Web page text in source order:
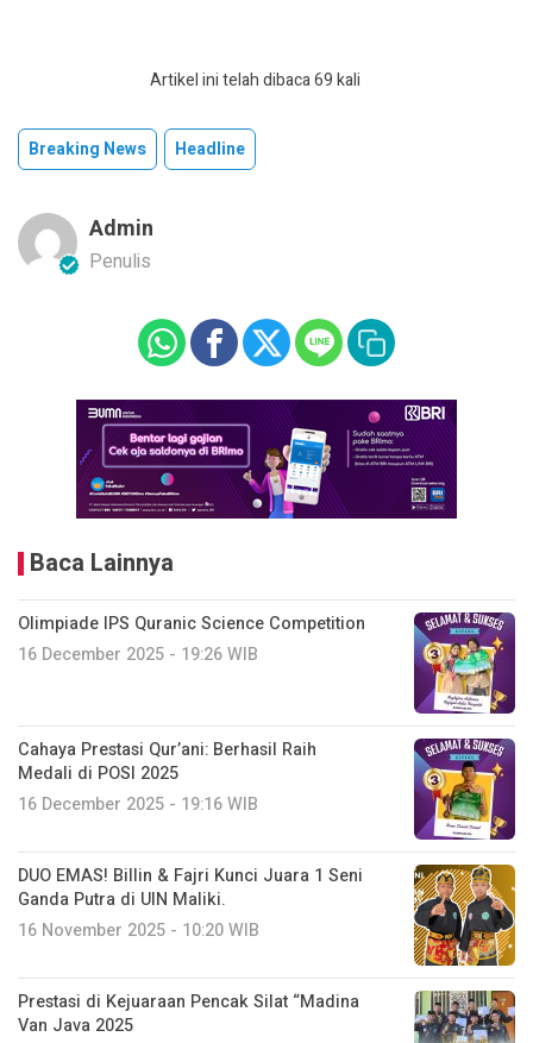
Artikel ini telah dibaca 69 kali
Breaking News Headline
Admin
Penulis
Baca Lainnya
Olimpiade IPS Quranic Science Competition
16 December 2025 - 19:26 WIB
Cahaya Prestasi Qur’ani: Berhasil Raih
Medali di POSI 2025
16 December 2025 - 19:16 WIB
DUO EMAS! Billin & Fajri Kunci Juara 1 Seni
Ganda Putra di UIN Maliki.
16 November 2025 - 10:20 WIB
Prestasi di Kejuaraan Pencak Silat “Madina
Van Java 2025